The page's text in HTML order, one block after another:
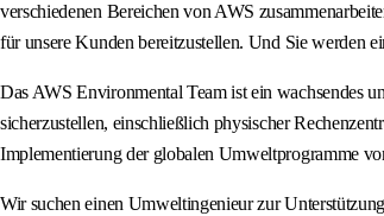
verschiedenen Bereichen von AWS
für unsere Kunden bereitzustellen. Und Sie werden
Das AWS Environmental Team ist ein wachsendes
sicherzustellen, einschließlich physischer
Implementierung der globalen Umweltprogramme
Wir suchen einen Umweltingenieur zur